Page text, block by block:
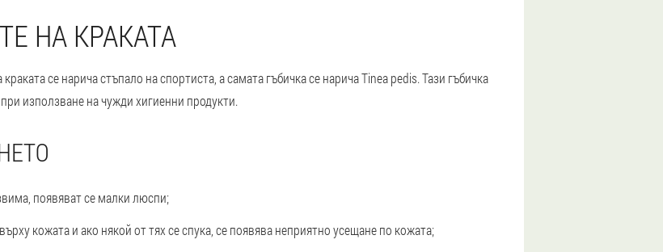
НА КРАКАТА
се нарича стъпало на спортиста, а самата гъбичка се нарича Tinea pedis. Тази гъбичка
използване на чужди хигиенни продукти.
появяват се малки люспи;
кожата и ако някой от тях се спука, се появява неприятно усещане по кожата;